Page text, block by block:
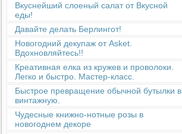
Вкуснейший слоеный салат от Вкусной
еды!
Давайте делать Берлингот!
Новогодний декупаж от Asket.
Вдохновляйтесь!!
Креативная елка из кружев и проволоки.
Легко и быстро. Мастер-класс.
Быстрое превращение обычной бутылки в
винтажную.
Чудесные книжно-нотные розы в
новогоднем декоре